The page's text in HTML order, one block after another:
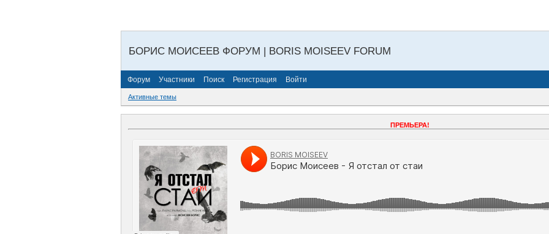
БОРИС МОИСЕЕВ ФОРУМ | BORIS MOISEEV FORUM
Форум Участники Поиск Регистрация Войти
Активные темы
ПРЕМЬЕРА!